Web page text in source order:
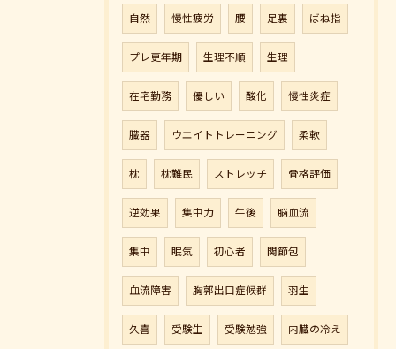
自然 慢性疲労 腰 足裏 ばね指
プレ更年期 生理不順 生理
在宅勤務 優しい 酸化 慢性炎症
臓器 ウエイトトレーニング 柔軟
枕 枕難民 ストレッチ 骨格評価
逆効果 集中力 午後 脳血流
集中 眠気 初心者 関節包
血流障害 胸郭出口症候群 羽生
久喜 受験生 受験勉強 内臓の冷え